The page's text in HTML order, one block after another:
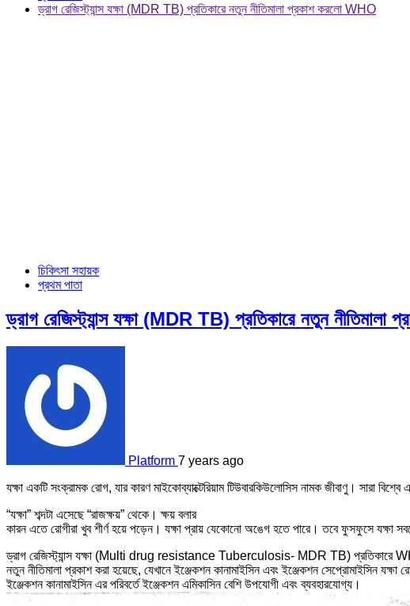
ড্রাগ রেজিস্ট্যান্স যক্ষা (MDR TB) প্রতিকারে নতুন নীতিমালা প্রকাশ করলো WHO
চিকিৎসা সহায়ক
প্রথম পাতা
ড্রাগ রেজিস্ট্যান্স যক্ষা (MDR TB) প্রতিকারে নতুন
Platform 7 years ago
যক্ষা একটি সংক্রামক রোগ, যার কারণ মাইকোব্যাক্টেরিয়াম টিউবারকিউলোসিস নামক জীবাণু। সারা
“যক্ষা” শব্দটা এসেছে “রাজক্ষয়” থেকে। ক্ষয় বলার
কারন এতে রোগীরা খুব শীর্ণ হয়ে পড়েন। যক্ষা প্রায় যেকোনো অঙেগ হতে পারে। তবে ফুসফুসে যক্ষা
ড্রাগ রেজিস্ট্যান্স যক্ষা (Multi drug resistance Tuberculosis- MDR TB) প্রতিকারে
নতুন নীতিমালা প্রকাশ করা হয়েছে, যেখানে ইঞ্জেকশন কানামাইসিন এবং ইঞ্জেকশন সেপ্রোমাইসিন
ইঞ্জেকশন কানামাইসিন এর পরিবর্তে ইঞ্জেকশন এমিকাসিন বেশি উপযোগী এবং ব্যবহারযোগ্য।